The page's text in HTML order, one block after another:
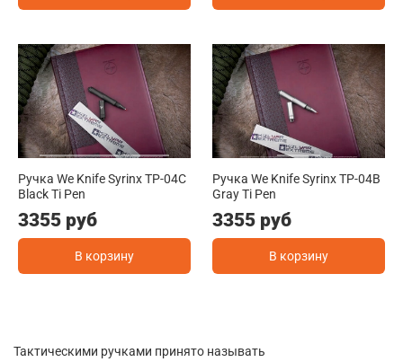
Ручка We Knife Syrinx TP-04C
Black Ti Pen
3355 руб
В корзину
Ручка We Knife Syrinx TP-04B
Gray Ti Pen
3355 руб
В корзину
Тактическими ручками принято называть